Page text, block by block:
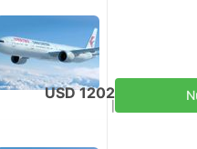
USD 1202